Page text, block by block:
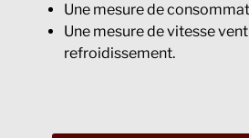
Une mesure de
Une mesure de vitesse
refroidissement.